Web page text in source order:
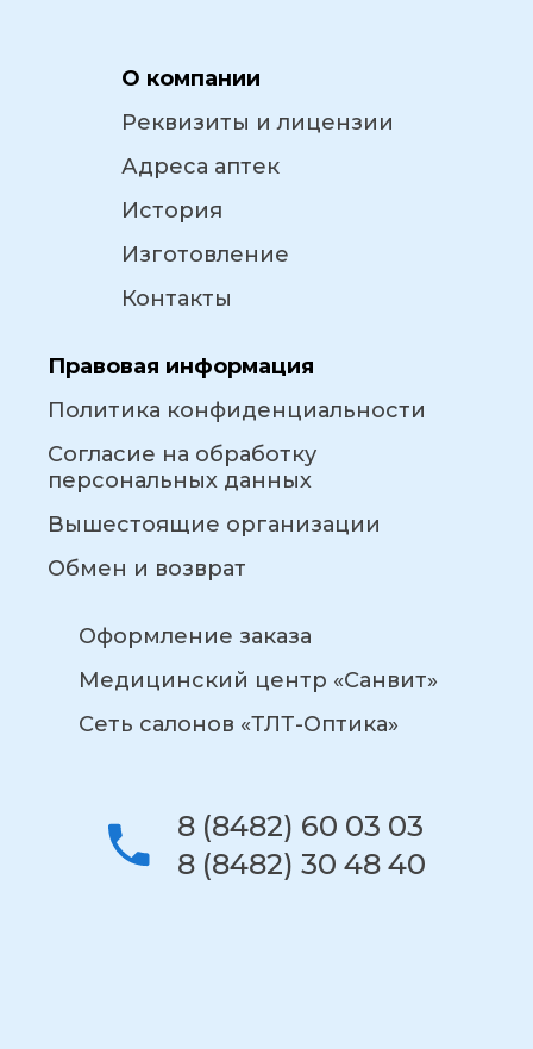
О компании
Реквизиты и лицензии
Адреса аптек
История
Изготовление
Контакты
Правовая информация
Политика конфиденциальности
Согласие на обработку
персональных данных
Вышестоящие организации
Обмен и возврат
Оформление заказа
Медицинский центр «Санвит»
Сеть салонов «ТЛТ-Оптика»
8 (8482) 60 03 03
8 (8482) 30 48 40